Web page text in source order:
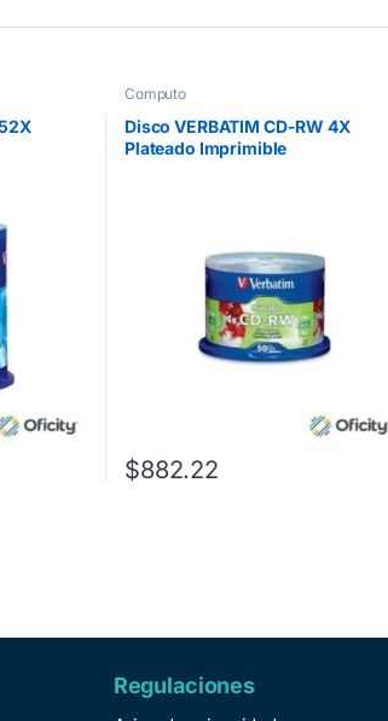
Computo
Disco VERBATIM CD-RW 4X
Plateado Imprimible
$882.22
Regulaciones